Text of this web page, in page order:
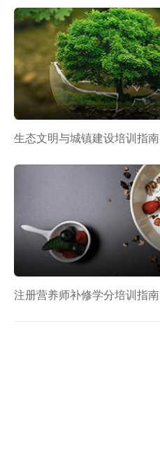
生态文明与城镇建设培训指南
注册营养师补修学分培训指南